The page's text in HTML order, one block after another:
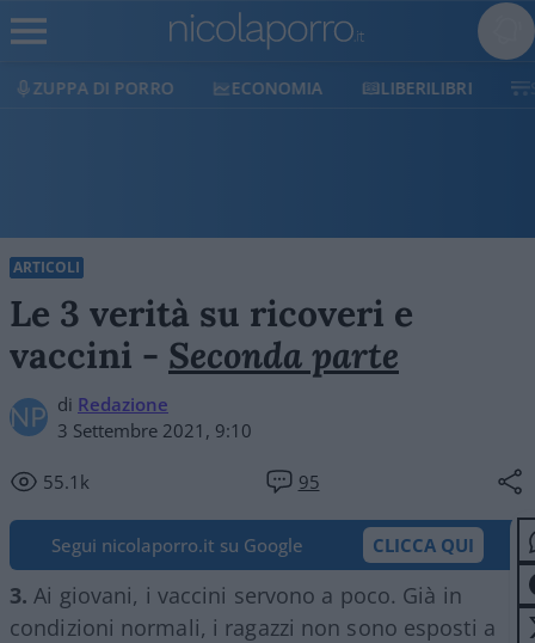
ECONOMIA LIBERILIBRI SHOP
ARTICOLI
Le 3 verità su ricoveri e
vaccini - Seconda parte
di Redazione
3 Settembre 2021, 9:10
55.1k 95
Segui nicolaporro.it su Google CLICCA QUI
3. Ai giovani, i vaccini servono a poco. Già in
condizioni normali, i ragazzi non sono esposti a